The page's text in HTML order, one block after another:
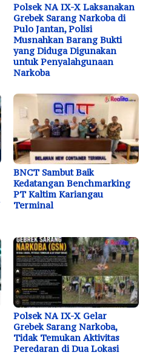
Polsek NA IX-X Laksanakan
Grebek Sarang Narkoba di
Pulo Jantan, Polisi
Musnahkan Barang Bukti
yang Diduga Digunakan
untuk Penyalahgunaan
Narkoba
BNCT Sambut Baik
Kedatangan Benchmarking
PT Kaltim Kariangau
Terminal
Polsek NA IX-X Gelar
Grebek Sarang Narkoba,
Tidak Temukan Aktivitas
Peredaran di Dua Lokasi